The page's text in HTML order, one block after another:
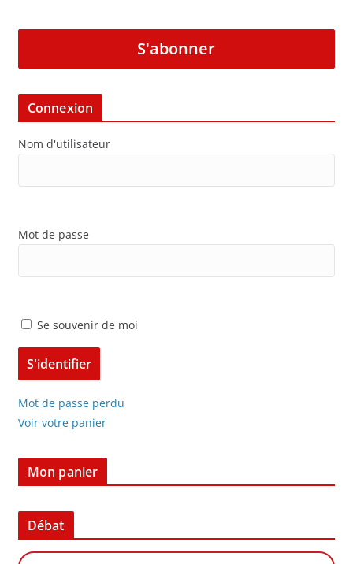
S'abonner
Connexion
Nom d'utilisateur
Mot de passe
Se souvenir de moi
Mot de passe perdu
Voir votre panier
Mon panier
Débat